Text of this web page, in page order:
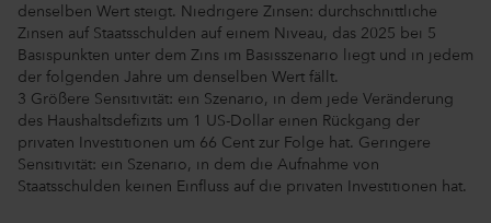
denselben Wert steigt. Niedrigere Zinsen: durchschnittliche
Zinsen auf Staatsschulden auf einem Niveau, das 2025 bei 5
Basispunkten unter dem Zins im Basisszenario liegt und in jedem
der folgenden Jahre um denselben Wert fällt.
3 Größere Sensitivität: ein Szenario, in dem jede Veränderung
des Haushaltsdefizits um 1 US-Dollar einen Rückgang der
privaten Investitionen um 66 Cent zur Folge hat. Geringere
Sensitivität: ein Szenario, in dem die Aufnahme von
Staatsschulden keinen Einfluss auf die privaten Investitionen hat.